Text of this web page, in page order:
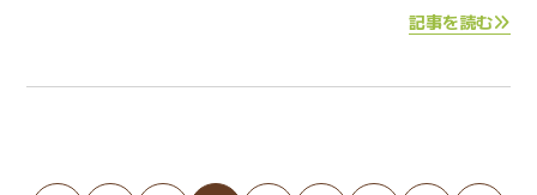
記事を読む